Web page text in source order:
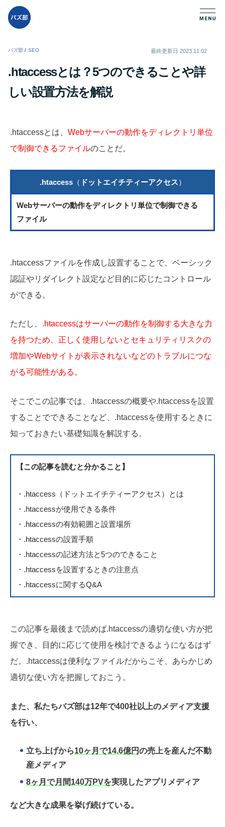
バズ部 / SEO 最終更新日 2023.11.02
.htaccessとは？5つのできることや詳
しい設置方法を解説
.htaccessとは、 Webサーバーの動作をディレクトリ単位
で制御できるファイルのことだ。
.htaccess（ ドットエイチティーアクセス）
Webサーバーの動作をディレクトリ単位で制御できる
ファイル
.htaccessファイルを作成し設置することで、ベーシック
認証やリダイレクト設定など目的に応じたコントロール
ができる。
ただし、 .htaccessはサーバーの動作を制御する大きな力
を持つため、正しく使用しないとセキュリティリスクの
増加やWebサイトが表示されないなどのトラブルにつな
がる可能性がある。
そこでこの記事では、.htaccessの概要や.htaccessを設置
することでできることなど、.htaccessを使用するときに
知っておきたい基礎知識を解説する。
【この記事を読むと分かること】
・.htaccess（ドットエイチティーアクセス）とは
・.htaccessが使用できる条件
・.htaccessの有効範囲と設置場所
・.htaccessの設置手順
・.htaccessの記述方法と5つのできること
・.htaccessを設置するときの注意点
・.htaccessに関するQ&A
この記事を最後まで読めば.htaccessの適切な使い方が把
握でき、目的に応じて使用を検討できるようになるはず
だ。.htaccessは便利なファイルだからこそ、あらかじめ
適切な使い方を把握しておこう。
また、私たちバズ部は12年で400社以上のメディア支援
を行い、
立ち上げから10ヶ月で14.6億円の売上を産んだ不動
産メディア
8ヶ月で月間140万PVを実現したアプリメディア
など大きな成果を挙げ続けている。